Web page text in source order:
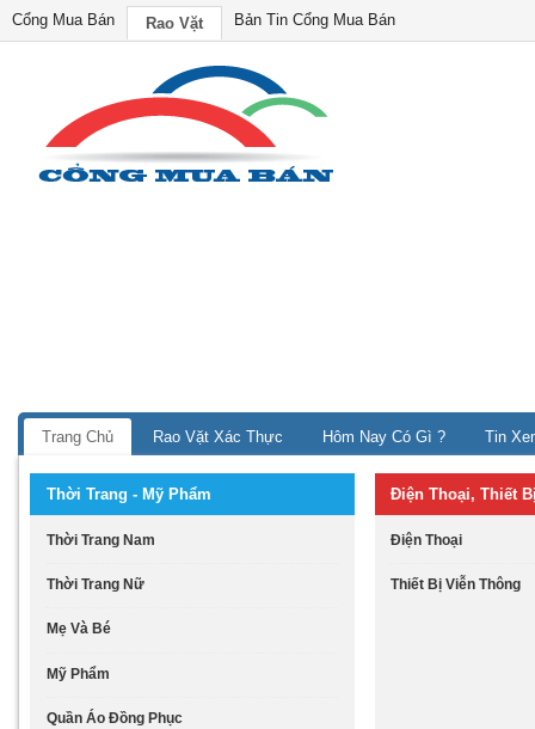
Cổng Mua Bán Rao Vặt Bản Tin Cổng Mua Bán
Trang Chủ Rao Vặt Xác Thực Hôm Nay Có Gì ? Tin
Thời Trang - Mỹ Phẩm
Thời Trang Nam
Thời Trang Nữ
Mẹ Và Bé
Mỹ Phẩm
Quần Áo Đồng Phục
Điện Thoại, Thiết
Điện Thoại
Thiết Bị Viễn Thông